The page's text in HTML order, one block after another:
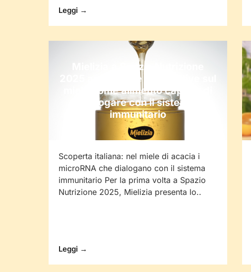
Leggi →
Mielizia a Spazio Nutrizione
2025 apre nuove prospettive sul
miele come alimento capace di
dialogare con il sistema
immunitario
Scoperta italiana: nel miele di acacia i
microRNA che dialogano con il sistema
immunitario Per la prima volta a Spazio
Nutrizione 2025, Mielizia presenta lo..
Leggi →